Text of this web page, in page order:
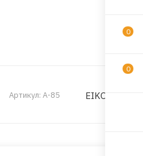
Артикул: A-85 EIKOSHA
0
0